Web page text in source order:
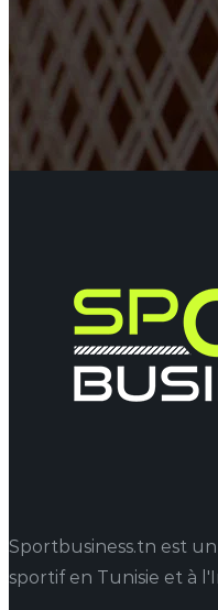
Sportbusiness.tn est
sportif en Tunisie et à